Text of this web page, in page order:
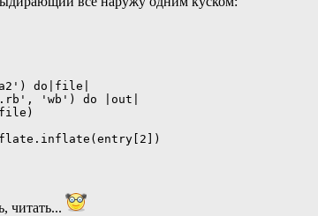
do|file|
'wb') do |out|
читать...